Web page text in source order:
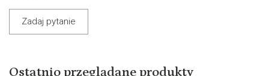
Zadaj pytanie
Ostatnio przeglądane produkty